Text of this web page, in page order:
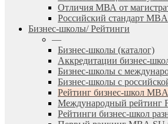
Отличия МВА от
Российский стандарт MBA
Бизнес-школы/ Рейтинги
—
Бизнес-школы (каталог)
Аккредитации бизнес-
Бизнес-школы с
Бизнес-школы с
Рейтинг бизнес-школ
Международный рейтинг
Рейтинги бизнес-школ